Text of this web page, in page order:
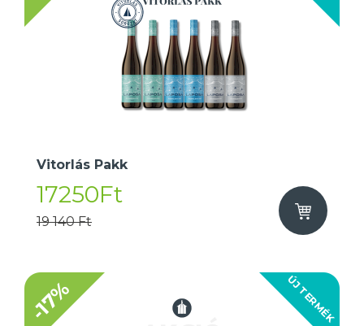
Vitorlás Pakk
17250Ft
19 140 Ft
ÚJ TERMÉK
-17%